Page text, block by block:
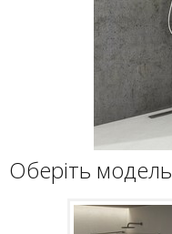
Оберіть модель